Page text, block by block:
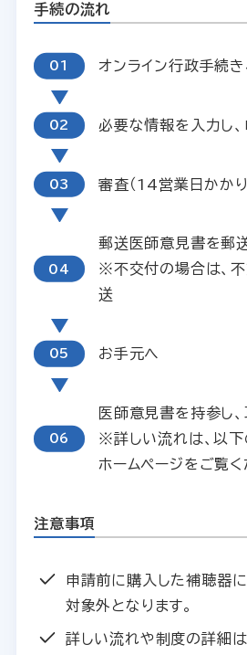
手続の流れ
オンライン行政手続き
必要な情報を入力し
審査（14営業日かかり
郵送医師意見書を郵
※不交付の場合は、
送
お手元へ
医師意見書を持参し
※詳しい流れは、以下
ホームページをご覧く
注意事項
申請前に購入した補聴器
対象外となります。
詳しい流れや制度の詳細は